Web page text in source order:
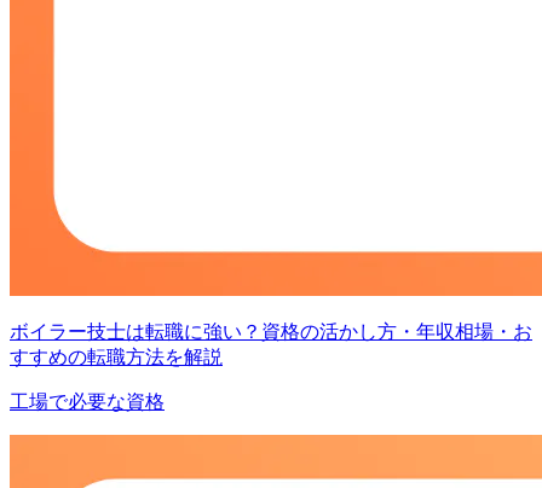
ボイラー技士は転職に強い？資格の活かし方・年収相場・お
すすめの転職方法を解説
工場で必要な資格